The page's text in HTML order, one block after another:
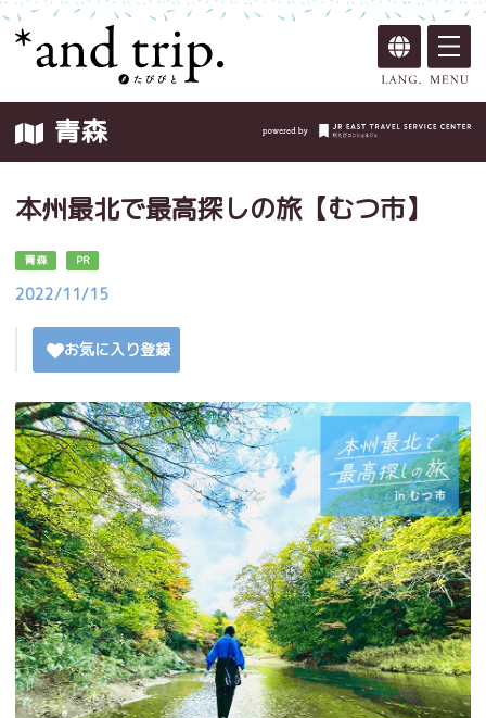
青森
本州最北で最高探しの旅【むつ市】
青森 PR
2022/11/15
お気に入り登録